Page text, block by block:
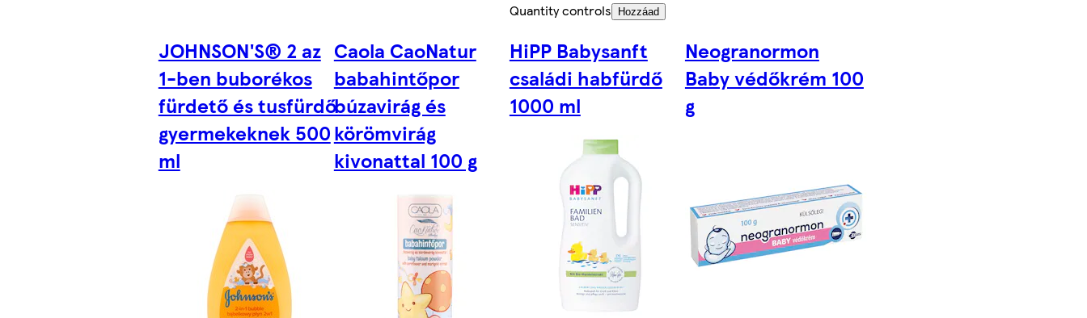
Quantity controls
Hozzáad
JOHNSON'S® 2 az
1-ben buborékos
fürdető és tusfürdő
gyermekeknek 500
ml
Caola CaoNatur
babahintőpor
búzavirág és
körömvirág
kivonattal 100 g
HiPP Babysanft
családi habfürdő
1000 ml
Neogranormon
Baby védőkrém 100
g